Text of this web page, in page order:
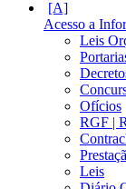
Acesso a
Leis
Ofícios
RGF |
Leis